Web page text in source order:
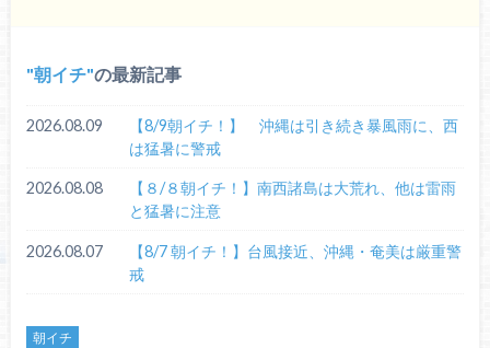
朝イチ の最新記事
2026.08.09
【8/9朝イチ！】 沖縄は引き続き暴風雨に、西
は猛暑に警戒
2026.08.08
【８/８朝イチ！】南西諸島は大荒れ、他は雷雨
と猛暑に注意
2026.08.07
【8/7 朝イチ！】台風接近、沖縄・奄美は厳重警
戒
朝イチ